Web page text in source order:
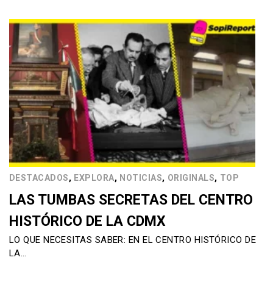
DESTACADOS, EXPLORA, NOTICIAS, ORIGINALS, TOP
LAS TUMBAS SECRETAS DEL CENTRO
HISTÓRICO DE LA CDMX
LO QUE NECESITAS SABER: EN EL CENTRO HISTÓRICO DE
LA…